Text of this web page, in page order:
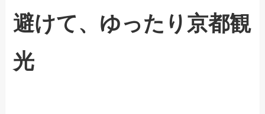
避けて、ゆったり京都観
光